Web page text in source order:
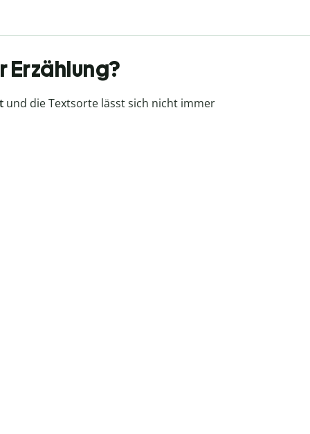
Erzählung?
und die Textsorte lässt sich nicht immer